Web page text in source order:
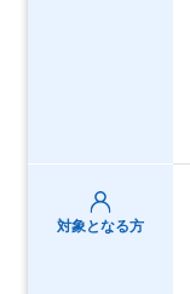
対象となる方